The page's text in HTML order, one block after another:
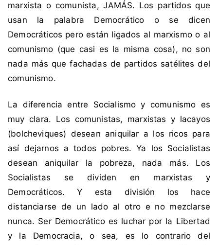
o
m
u
n
m
,
d
e
c
r
a
c
,
marxista o comunista, JAMÁS. Los partidos que
usan la palabra Democrático o se dicen
Democráticos pero están ligados al marxismo o al
comunismo (que casi es la misma cosa), no son
nada más que fachadas de partidos satélites del
comunismo.
La diferencia entre Socialismo y comunismo es
muy clara. Los comunistas, marxistas y lacayos
(bolcheviques) desean aniquilar a los ricos para
así dejarnos a todos pobres. Ya los Socialistas
desean aniquilar la pobreza, nada más. Los
Socialistas se dividen en marxistas y
Democráticos. Y esta división los hace
distanciarse de un lado al otro e no mezclarse
nunca. Ser Democrático es luchar por la Libertad
y la Democracia, o sea, es lo contrario del